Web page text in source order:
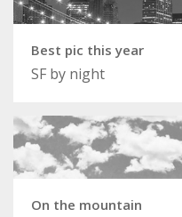
Best pic this year
SF by night
On the mountain